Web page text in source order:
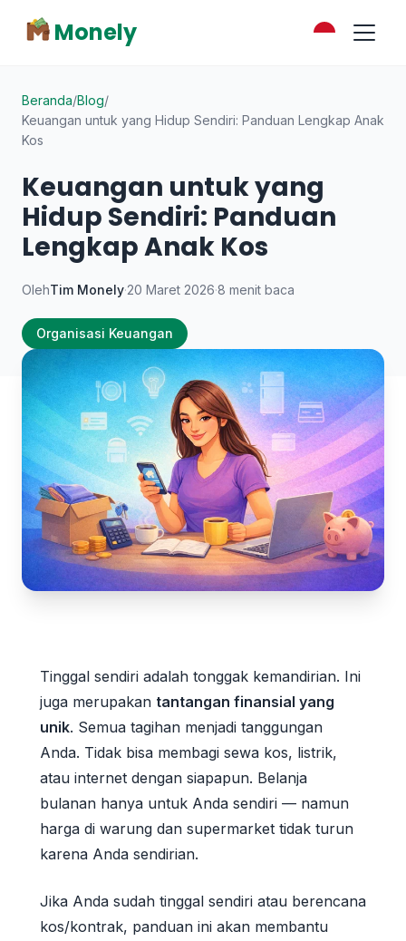
Monely
Beranda/Blog/
Keuangan untuk yang Hidup Sendiri: Panduan Lengkap Anak
Kos
Keuangan untuk yang
Hidup Sendiri: Panduan
Lengkap Anak Kos
OlehTim Monely·20 Maret 2026·8 menit baca
Organisasi Keuangan
Tinggal sendiri adalah tonggak kemandirian. Ini
juga merupakan tantangan finansial yang
unik. Semua tagihan menjadi tanggungan
Anda. Tidak bisa membagi sewa kos, listrik,
atau internet dengan siapapun. Belanja
bulanan hanya untuk Anda sendiri — namun
harga di warung dan supermarket tidak turun
karena Anda sendirian.
Jika Anda sudah tinggal sendiri atau berencana
kos/kontrak, panduan ini akan membantu